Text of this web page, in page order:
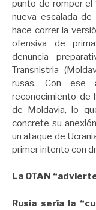
punto de romper el
nueva escalada
hace correr la
ofensiva de
denuncia
Transnistria
rusas. Con ese
reconocimiento de
de Moldavia, lo
concrete su
un ataque de
primer intento con
La OTAN
Rusia sería la